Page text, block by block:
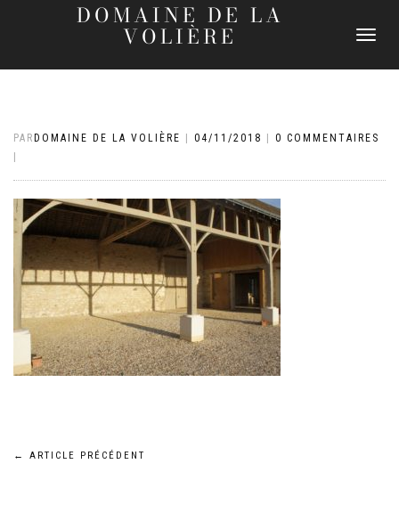
DOMAINE DE LA
VOLIÈRE
DÉPLIER
PAR DOMAINE DE LA VOLIÈRE 04/11/2018
0 COMMENTAIRES
Navigation
← ARTICLE PRÉCÉDENT